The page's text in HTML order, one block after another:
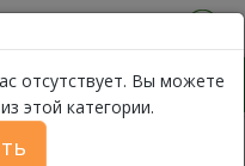
0
Желтые томаты
отсутствует. Вы можете
этой категории.